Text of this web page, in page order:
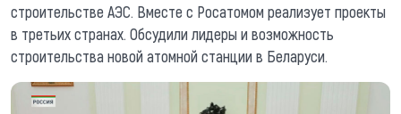
строительстве АЭС. Вместе с Росатомом реализует проекты
в третьих странах. Обсудили лидеры и возможность
строительства новой атомной станции в Беларуси.